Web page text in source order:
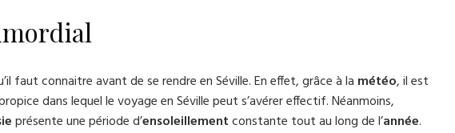
faut connaitre avant de se rendre en Séville. En effet, grâce à la météo, il est
dans lequel le voyage en Séville peut s’avérer effectif. Néanmoins,
présente une période d’ensoleillementconstante tout au long de l’année.